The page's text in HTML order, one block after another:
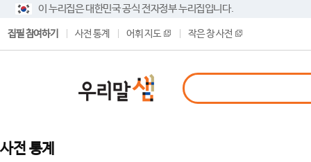
이 누리집은 대한민국 공식 전자정부 누리집입니다.
집필 참여하기 사전 통계 어휘 지도 작은 창 사전
사전 통계